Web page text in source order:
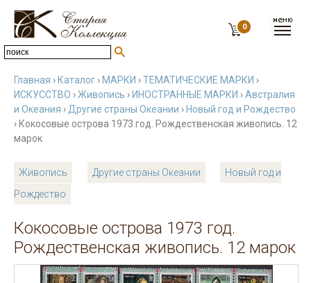
0
Главная › Каталог › МАРКИ ›ТЕМАТИЧЕСКИЕ МАРКИ ›
ИСКУССТВО ›Живопись › ИНОСТРАННЫЕ МАРКИ ›Австралия
и Океания › Другие страны Океании › Новый год и Рождество
› Кокосовые острова 1973 год. Рождественская живопись. 12
марок
Живопись Другие страны Океании
Новый год и
Рождество
Кокосовые острова 1973 год.
Рождественская живопись. 12 марок